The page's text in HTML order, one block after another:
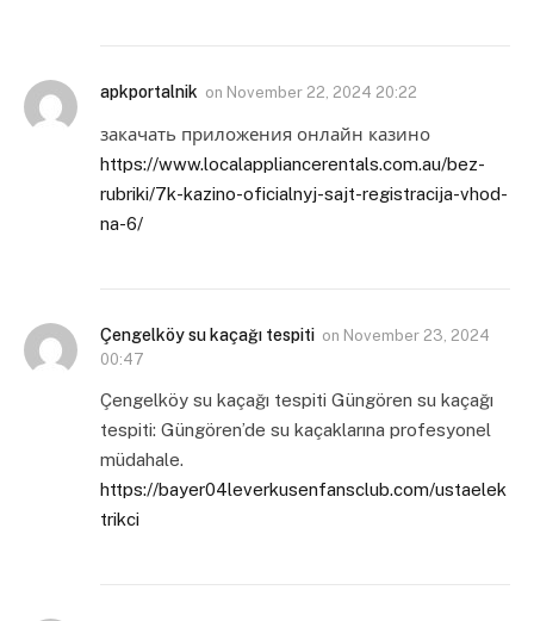
apkportalnik on November 22, 2024 20:22
закачать приложения онлайн казино
https://www.localappliancerentals.com.au/bez-
rubriki/7k-kazino-oficialnyj-sajt-registracija-vhod-
na-6/
Çengelköy su kaçağı tespiti on November 23, 2024
00:47
Çengelköy su kaçağı tespiti Güngören su kaçağı
tespiti: Güngören’de su kaçaklarına profesyonel
müdahale.
https://bayer04leverkusenfansclub.com/ustaelek
trikci